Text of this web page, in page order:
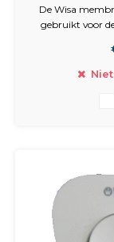
De Wisa
gebruikt voor